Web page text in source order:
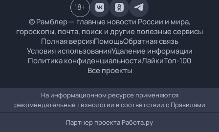
© Рамблер — главные новости России и мира,
гороскопы, почта, поиск и другие полезные сервисы
Полная версияПомощьОбратная связь
Условия использованияУдаление информации
Политика конфиденциальностиЛайкиТоп-100
Все проекты
18+
На информационном ресурсе применяются
рекомендательные технологии в соответствии с Правилами
Партнер проекта Работа.ру